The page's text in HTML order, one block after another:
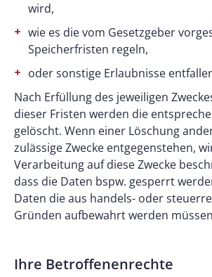
wird,
wie es die vom Gesetzgeber
Speicherfristen regeln,
oder sonstige Erlaubnisse
Nach Erfüllung des jeweiligen
dieser Fristen werden die
gelöscht. Wenn einer Löschung
zulässige Zwecke entgegenstehen,
Verarbeitung auf diese Zwecke
dass die Daten bspw. gesperrt
Daten die aus handels- oder
Gründen aufbewahrt werden
Ihre Betroffenenrechte